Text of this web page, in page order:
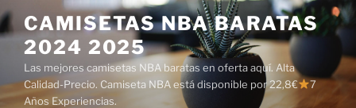
Saltar
al
contenido
CAMISETAS NBA BARATAS
2024 2025
Las mejores camisetas NBA baratas en oferta aquí. Alta
Calidad-Precio. Camiseta NBA está disponible por 22,8€
7
Años Experiencias.